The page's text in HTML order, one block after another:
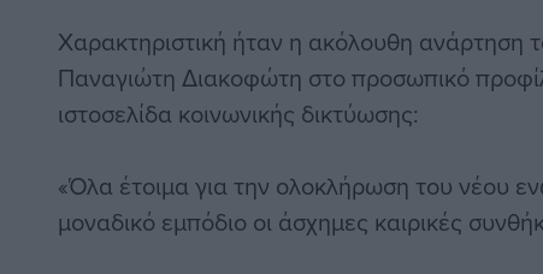
Χαρακτηριστική ήταν η ακόλουθη
Παναγιώτη Διακοφώτη στο προσωπικό
ιστοσελίδα κοινωνικής δικτύωσης:
«Όλα έτοιμα για την ολοκλήρωση του νέου
μοναδικό εμπόδιο οι άσχημες καιρικές